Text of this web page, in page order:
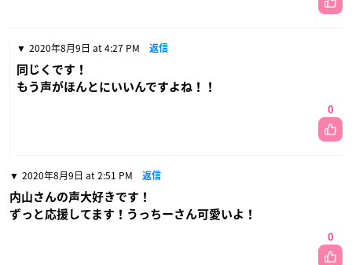
2020年8月9日 at 4:27 PM 返信
同じくです！
もう声がほんとにいいんですよね！！
0
2020年8月9日 at 2:51 PM 返信
内山さんの声大好きです！
ずっと応援してます！うっちーさん可愛いよ！
0